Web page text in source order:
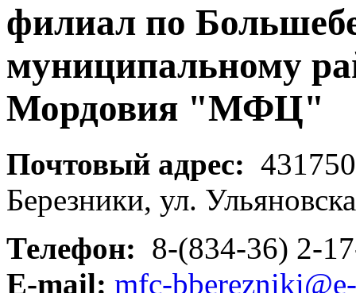
филиал по
муниципальному
Мордовия "МФЦ"
Почтовый адрес:
Березники, ул.
Телефон: 8-(834-36) 2-
E-mail: mfc-